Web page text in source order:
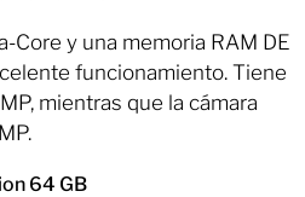
Core y una memoria RAM DE
funcionamiento. Tiene
mientras que la cámara
64 GB